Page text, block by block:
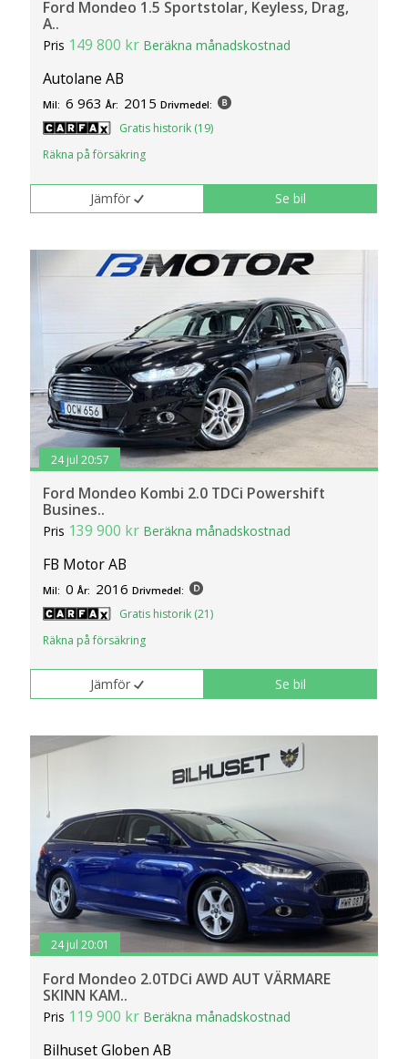
klickar du på Anpassa. Du kan alltid ändra dina
inställningar för cookies.
Ford Mondeo 1.5 Sportstolar, Keyless, Drag,
A..
Pris 149 800 kr Beräkna månadskostnad
Autolane AB
Mil: 6 963 År: 2015 Drivmedel:
Gratis historik (19)
Räkna på försäkring
Jämför Se bil
24 jul 20:57
Ford Mondeo Kombi 2.0 TDCi Powershift
Busines..
Pris 139 900 kr Beräkna månadskostnad
FB Motor AB
Mil: 0 År: 2016 Drivmedel:
Gratis historik (21)
Räkna på försäkring
Jämför Se bil
24 jul 20:01
Ford Mondeo 2.0TDCi AWD AUT VÄRMARE
SKINN KAM..
Pris 119 900 kr Beräkna månadskostnad
Bilhuset Globen AB